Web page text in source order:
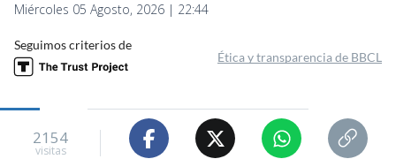
Miércoles 05 Agosto, 2026 | 22:44
Seguimos criterios de
Ética y transparencia de BBCL
2154
visitas